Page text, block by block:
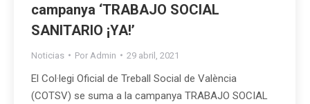
campanya ‘TRABAJO SOCIAL
SANITARIO ¡YA!’
Noticias Por Admin 29 abril, 2021
El Col·legi Oficial de Treball Social de València
(COTSV) se suma a la campanya TRABAJO SOCIAL